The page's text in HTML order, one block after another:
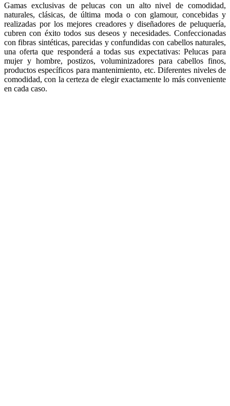
Gamas exclusivas de pelucas con un alto nivel de comodidad,
naturales, clásicas, de última moda o con glamour, concebidas y
realizadas por los mejores creadores y diseñadores de peluquería,
cubren con éxito todos sus deseos y necesidades. Confeccionadas
con fibras sintéticas, parecidas y confundidas con cabellos naturales,
una oferta que responderá a todas sus expectativas: Pelucas para
mujer y hombre, postizos, voluminizadores para cabellos finos,
productos específicos para mantenimiento, etc. Diferentes niveles de
comodidad, con la certeza de elegir exactamente lo más conveniente
en cada caso.